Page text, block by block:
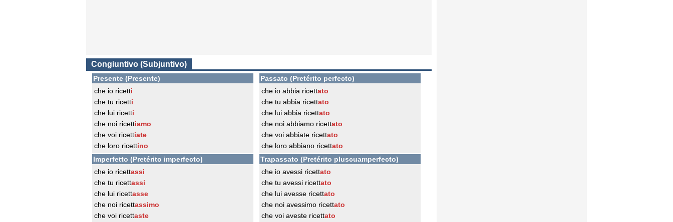
Congiuntivo (Subjuntivo)
Presente (Presente)
che io ricetti
che tu ricetti
che lui ricetti
che noi ricettiamo
che voi ricettiate
che loro ricettino
Passato (Pretérito perfecto)
che io abbia ricettato
che tu abbia ricettato
che lui abbia ricettato
che noi abbiamo ricettato
che voi abbiate ricettato
che loro abbiano ricettato
Imperfetto (Pretérito imperfecto)
che io ricettassi
che tu ricettassi
che lui ricettasse
che noi ricettassimo
che voi ricettaste
Trapassato (Pretérito pluscuamperfecto)
che io avessi ricettato
che tu avessi ricettato
che lui avesse ricettato
che noi avessimo ricettato
che voi aveste ricettato